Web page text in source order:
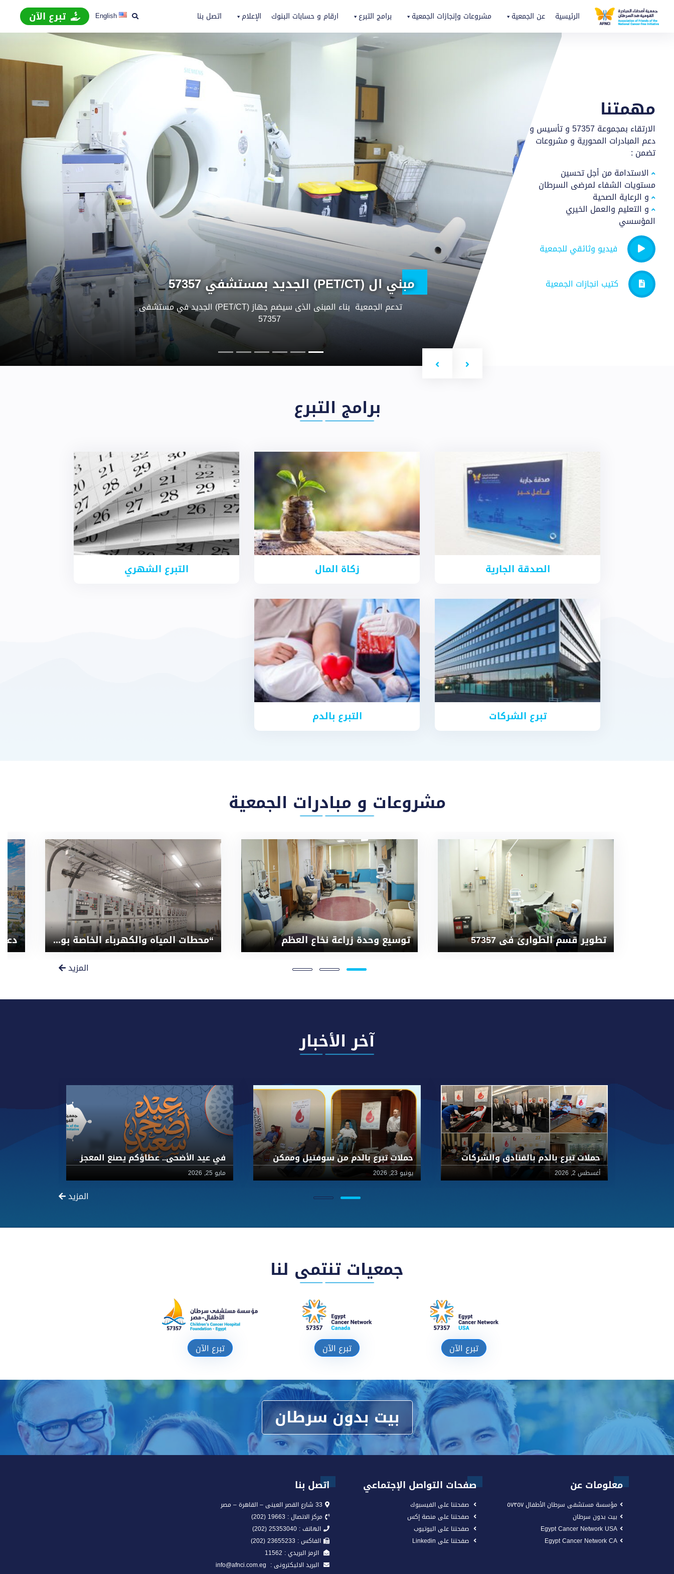
الرئيسية عن الجمعية مشروعات وإنجازات الجمعية برامج التبرع ارقام و حسابات البنوك الإعلام اتصل بنا English تبرع الآن
مهمتنا
الارتقاء بمجموعة 57357 و تأسيس و
دعم المبادرات المحورية و مشروعات
تضمن :
الاستدامة من أجل تحسين
مستويات الشفاء لمرضى السرطان
و الرعاية الصحية
و التعليم والعمل الخيري
المؤسسي
فيديو وثائقي للجمعية
كتيب انجازات الجمعية وحدة زرع النخاع
نعمل على مشروع توسعة وحدة زرع نخاع العظام (BMT) ، والذى ليس إجراءً جراحيًا
مثل زرع النخاع هو بروتوكول علاجي يعتمد على إعطاء جرعات مكثفة من العلاج
الكيميائي بهدف قتل الخلايا السرطانية فى جميع أنحاء الجسم ، و إزالة الخلايا
المنتجة للدم المتبقِية بنخاع العظم ، ثم زراعة خلايا جذعية
برامج التبرع
التبرع الشهري
تبرع الشركات التبرع بالدم
مشروعات و مبادرات الجمعية
تطوير قسم الطوارئ فى 57357 توسيع وحدة زراعة نخاع العظم “محطات المياه والكهرباء الخاصة بوحدة البروتون ثيرابى ” العلاج بالبروتونات”
آخر الأخبار
حملات تبرع بالدم بالفنادق والشركات لأطفال 57357 حملات تبرع بالدم من سوفتيل وممكن والسويسرية لصالح أطفال57357 في عيد الأضحى.. عطاؤكم يصنع المعجزات لأطفال 57357 مع جمعية أصدقاء المبادرة
جمعيات تنتمى لنا
تبرع الآن تبرع الآن تبرع الآن
بيت بدون سرطان
معلومات عن
مؤسسة مستشفى سرطان الأطفال ٥٧٣٥٧
بيت بدون سرطان
Egypt Cancer Network USA
صفحات التواصل الإجتماعي
صفحتنا على الفيسبوك
صفحتنا على منصة إكس
صفحتنا على اليوتيوب
اتصل بنا
33 شارع القصر العينى – القاهرة – مصر
مركز الاتصال : 19663 (202)
الهاتف : 25353040 (202)
الفاكس : 23655233 (202)
الرمز البريدي : 11562